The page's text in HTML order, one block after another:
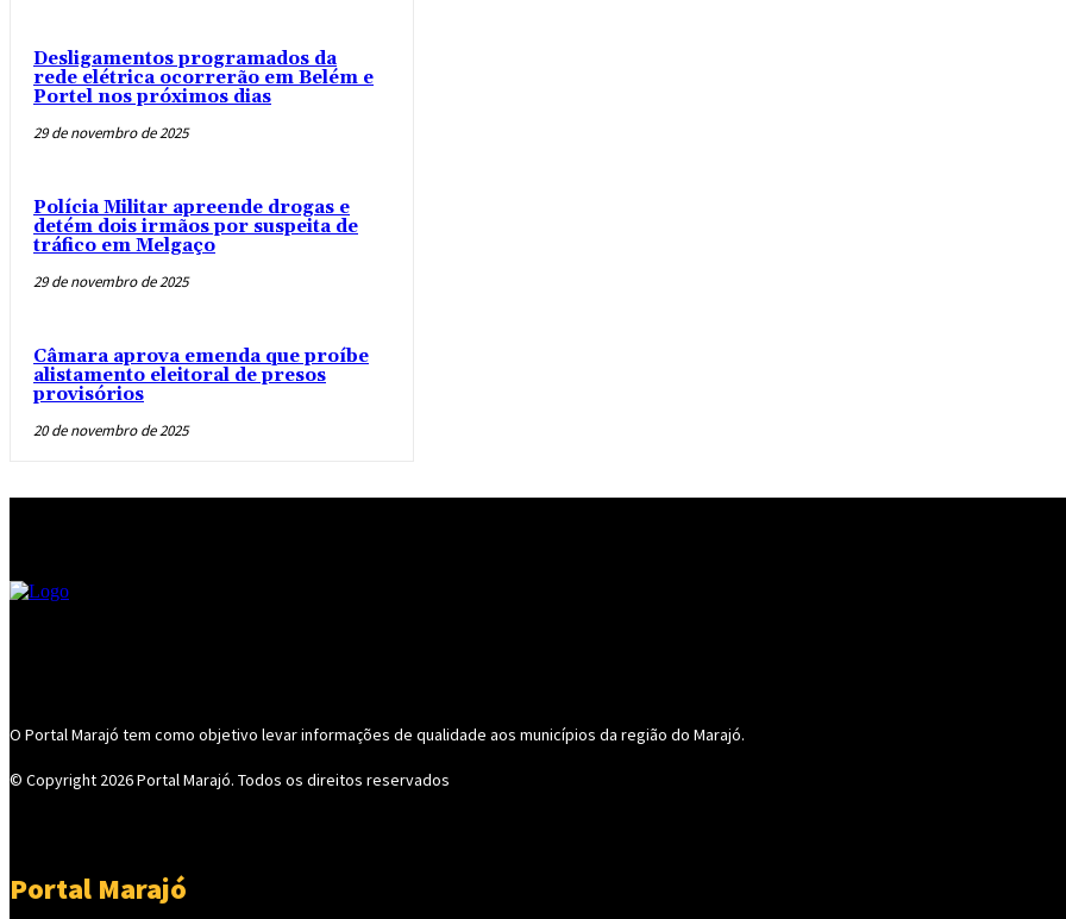
Desligamentos programados da
rede elétrica ocorrerão em Belém e
Portel nos próximos dias
29 de novembro de 2025
Polícia Militar apreende drogas e
detém dois irmãos por suspeita de
tráfico em Melgaço
29 de novembro de 2025
Câmara aprova emenda que proíbe
alistamento eleitoral de presos
provisórios
20 de novembro de 2025
O Portal Marajó tem como objetivo levar informações de qualidade aos municípios da região do Marajó.
© Copyright 2026Portal Marajó. Todos os direitos reservados
Portal Marajó